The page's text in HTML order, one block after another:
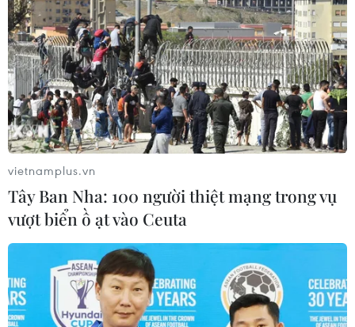
13/05/2023 07:53
Đội tuyển Aerobic Việt Nam đã có một ngày thi đấu
hoàn hảo tại nhà thi đấu của sân vận động Olympic,
khi vô địch trọn vẹn cả 3 nội dung chung kết.
vietnamplus.vn
Tây Ban Nha: 100 người thiệt mạng trong vụ
vượt biển ồ ạt vào Ceuta